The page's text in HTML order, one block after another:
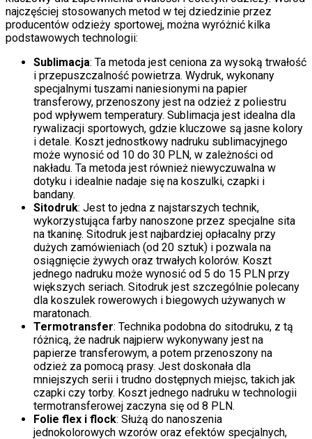
najczęściej stosowanych metod w tej dziedzinie przez
producentów odzieży sportowej, można wyróżnić kilka
podstawowych technologii:
Sublimacja: Ta metoda jest ceniona za wysoką trwałość
i przepuszczalność powietrza. Wydruk, wykonany
specjalnymi tuszami naniesionymi na papier
transferowy, przenoszony jest na odzież z poliestru
pod wpływem temperatury. Sublimacja jest idealna dla
rywalizacji sportowych, gdzie kluczowe są jasne kolory
i detale. Koszt jednostkowy nadruku sublimacyjnego
może wynosić od 10 do 30 PLN, w zależności od
nakładu. Ta metoda jest również niewyczuwalna w
dotyku i idealnie nadaje się na koszulki, czapki i
bandany.
Sitodruk: Jest to jedna z najstarszych technik,
wykorzystująca farby nanoszone przez specjalne sita
na tkaninę. Sitodruk jest najbardziej opłacalny przy
dużych zamówieniach (od 20 sztuk) i pozwala na
osiągnięcie żywych oraz trwałych kolorów. Koszt
jednego nadruku może wynosić od 5 do 15 PLN przy
większych seriach. Sitodruk jest szczególnie polecany
dla koszulek rowerowych i biegowych używanych w
maratonach.
Termotransfer: Technika podobna do sitodruku, z tą
różnicą, że nadruk najpierw wykonywany jest na
papierze transferowym, a potem przenoszony na
odzież za pomocą prasy. Jest doskonała dla
mniejszych serii i trudno dostępnych miejsc, takich jak
czapki czy torby. Koszt jednego nadruku w technologii
termotransferowej zaczyna się od 8 PLN.
Folie flex i flock: Służą do nanoszenia
jednokolorowych wzorów oraz efektów specjalnych,